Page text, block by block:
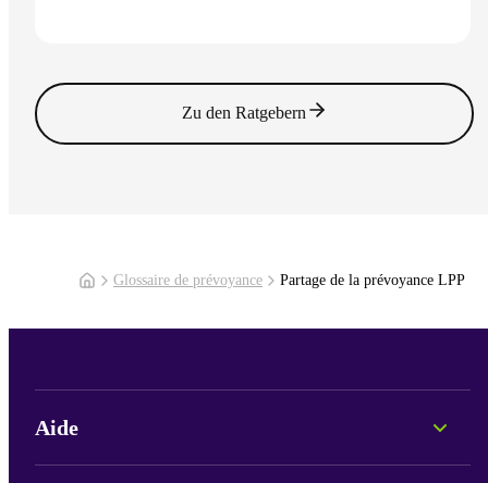
Zu den Ratgebern
Glossaire de prévoyance Partage de la prévoyance LPP
Aide